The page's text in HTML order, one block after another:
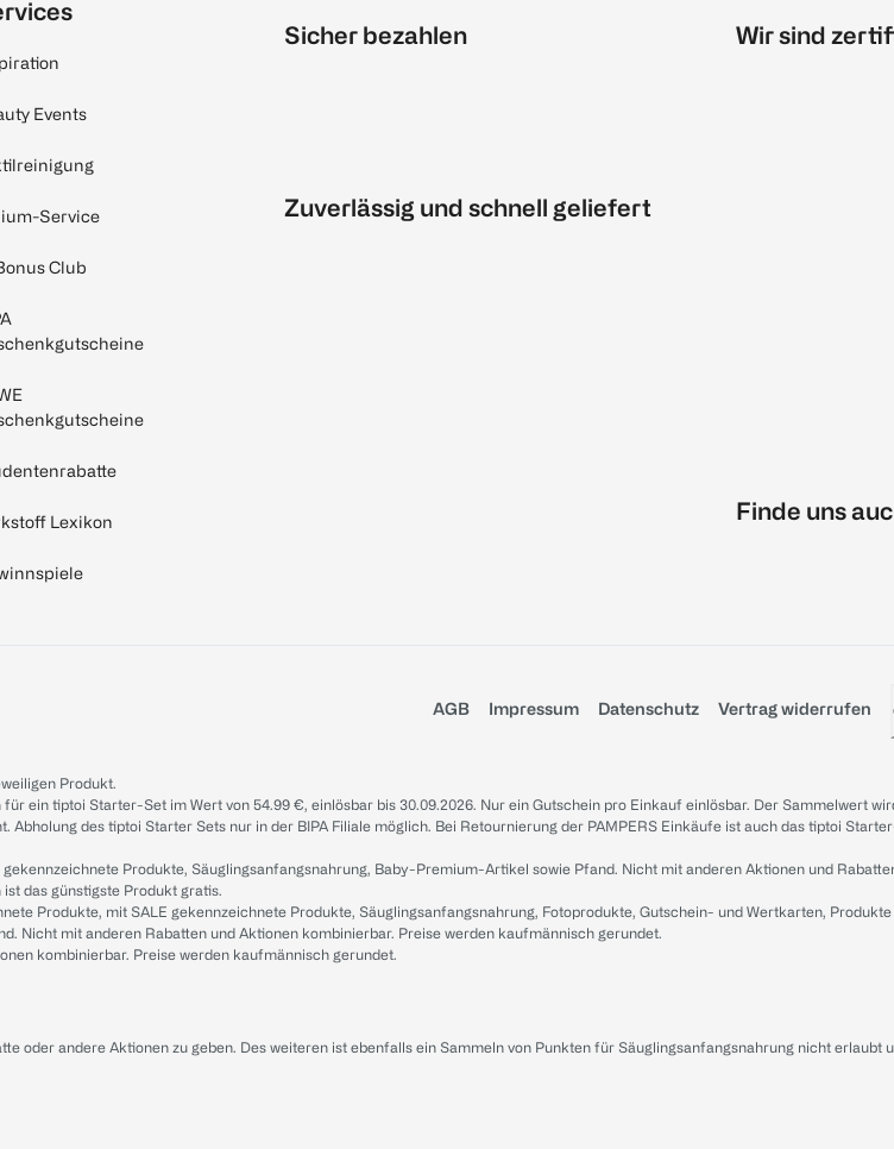
Events
Service
Club
Lexikon
Sicher bezahlen
Zuverlässig und schnell geliefert
Wir sind
Finde uns
AGB Impressum Datenschutz Vertrag widerrufen
Produkt.
ein tiptoi Starter-Set im Wert von 54.99 €, einlösbar bis 30.09.2026. Nur ein Gutschein pro Einkauf einlösbar. Der Sammelwert
des tiptoi Starter Sets nur in der BIPA Filiale möglich. Bei Retournierung der PAMPERS Einkäufe ist auch das tiptoi
Produkte, Säuglingsanfangsnahrung, Baby-Premium-Artikel sowie Pfand. Nicht mit anderen Aktionen und
das günstigste Produkt gratis.
Produkte, mit SALE gekennzeichnete Produkte, Säuglingsanfangsnahrung, Fotoprodukte, Gutschein- und Wertkarten,
Nicht mit anderen Rabatten und Aktionen kombinierbar. Preise werden kaufmännisch gerundet.
kombinierbar. Preise werden kaufmännisch gerundet.
oder andere Aktionen zu geben. Des weiteren ist ebenfalls ein Sammeln von Punkten für Säuglingsanfangsnahrung nicht erlaubt